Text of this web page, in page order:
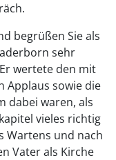
begrüßen Sie als
sehr
wertete den mit
Applaus sowie die
dabei waren, als
vieles richtig
Wartens und nach
Vater als Kirche